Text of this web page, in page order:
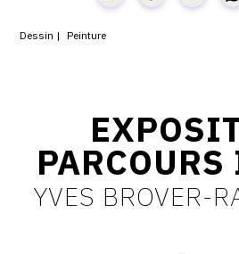
Dessin Peinture
YVES BROVER-